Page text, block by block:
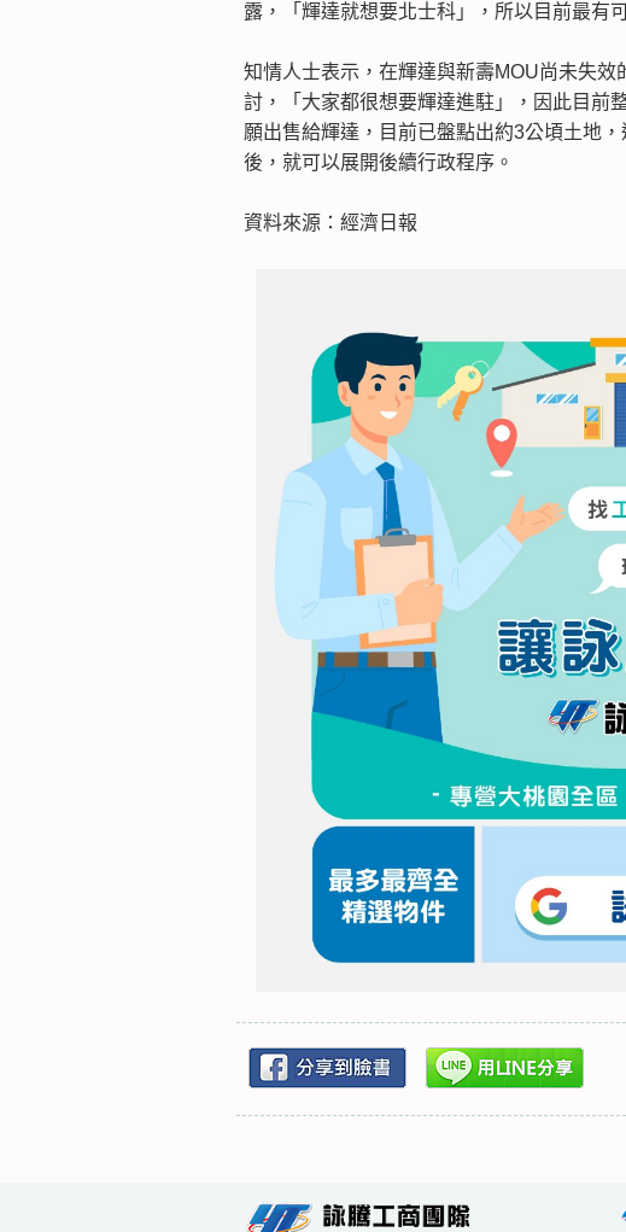
露，「輝達就想要北士科」，所以目前最有
知情人士表示，在輝達與新壽MOU尚未失
討，「大家都很想要輝達進駐」，因此目前
願出售給輝達，目前已盤點出約3公頃土地
後，就可以展開後續行政程序。
資料來源：經濟日報